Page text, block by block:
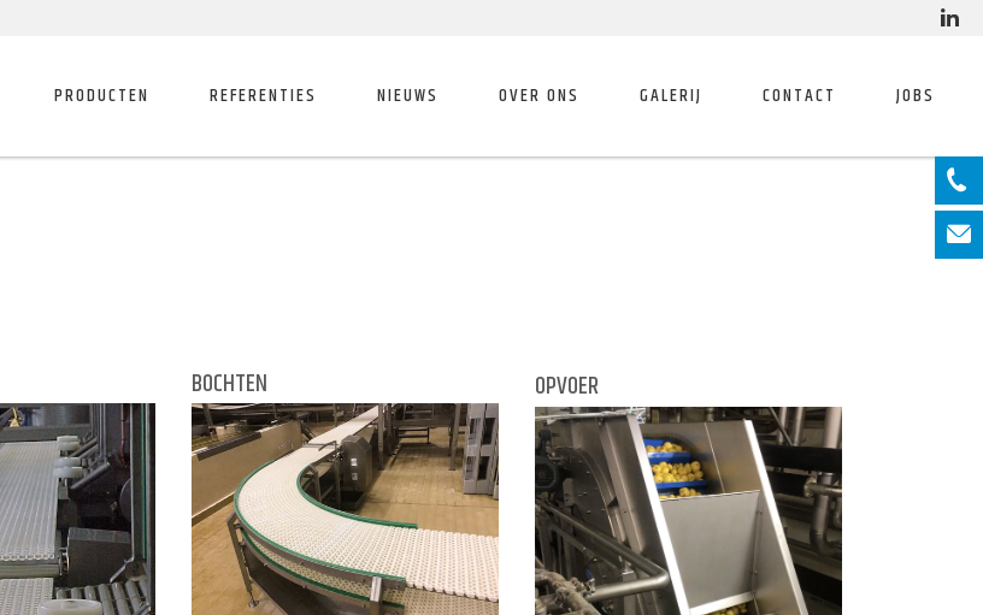
PRODUCTEN REFERENTIES NIEUWS OVER ONS GALERIJ CONTACT JOBS
BOCHTEN OPVOER